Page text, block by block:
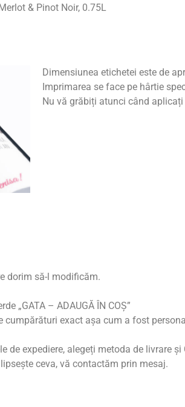
& Pinot Noir, 0.75L
Dimensiunea etichetei este de
Imprimarea se face pe hârtie
Nu vă grăbiți atunci când
dorim să-l modificăm.
„GATA – ADAUGĂ ÎN COȘ”
exact așa cum a fost
de expediere, alegeți metoda de livrare
ceva, vă contactăm prin mesaj.